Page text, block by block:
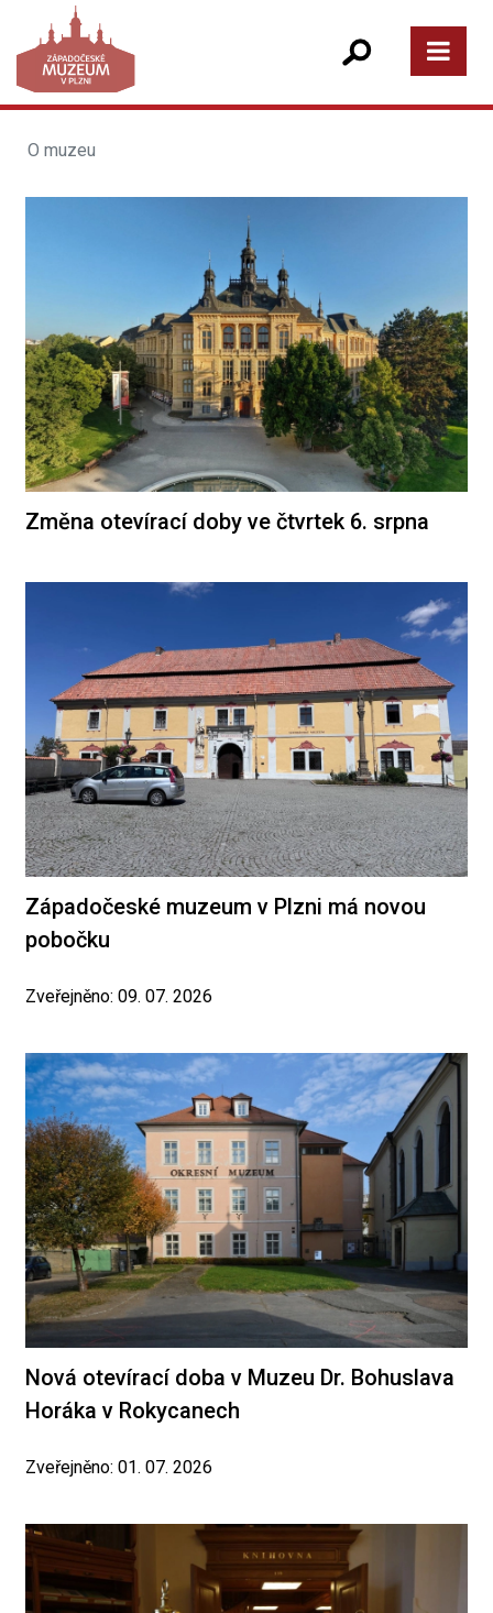
O muzeu
Změna otevírací doby ve čtvrtek 6. srpna
Západočeské muzeum v Plzni má novou
pobočku
Zveřejněno: 09. 07. 2026
Nová otevírací doba v Muzeu Dr. Bohuslava
Horáka v Rokycanech
Zveřejněno: 01. 07. 2026